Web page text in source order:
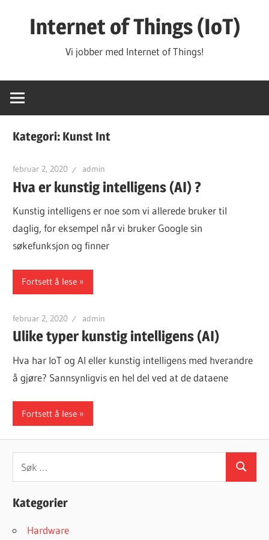
Internet of Things (IoT)
Vi jobber med Internet of Things!
Kategori: Kunst Int
februar 2, 2020 admin
Hva er kunstig intelligens (AI) ?
Kunstig intelligens er noe som vi allerede bruker til
daglig, for eksempel når vi bruker Google sin
søkefunksjon og finner
Fortsett å lese
februar 2, 2020 admin
Ulike typer kunstig intelligens (AI)
Hva har IoT og AI eller kunstig intelligens med hverandre
å gjøre? Sannsynligvis en hel del ved at de dataene
Fortsett å lese
Søk
Kategorier
Hardware